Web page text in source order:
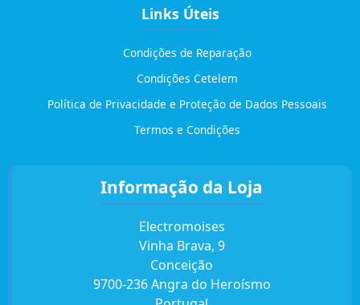
Links Úteis
Condições de Reparação
Condições Cetelem
Política de Privacidade e Proteção de Dados Pessoais
Termos e Condições
Informação da Loja
Electromoises
Vinha Brava, 9
Conceição
9700-236 Angra do Heroísmo